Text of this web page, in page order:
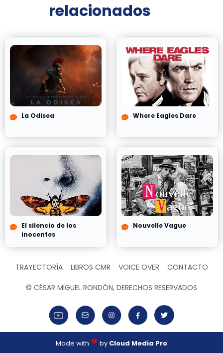
relacionados
La Odisea Where Eagles Dare
El silencio de los
inocentes
Nouvelle Vague
TRAYECTORÍA LIBROS CMR VOICE OVER CONTACTO
© CÉSAR MIGUEL RONDÓN, DERECHOS RESERVADOS
Made with by Cloud Media Pro